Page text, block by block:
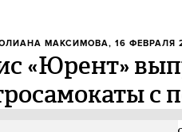
МАКСИМОВА, 16 ФЕВРАЛЯ
«Юрент»
с